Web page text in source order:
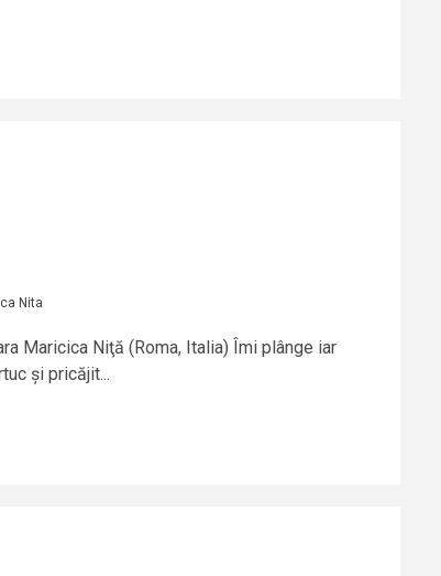
Nita
Maricica Niţă (Roma, Italia) Îmi plânge iar
și pricăjit...